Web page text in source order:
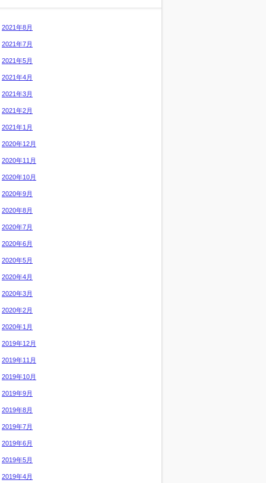
2021年8月
2021年7月
2021年5月
2021年4月
2021年3月
2021年2月
2021年1月
2020年12月
2020年11月
2020年10月
2020年9月
2020年8月
2020年7月
2020年6月
2020年5月
2020年4月
2020年3月
2020年2月
2020年1月
2019年12月
2019年11月
2019年10月
2019年9月
2019年8月
2019年7月
2019年6月
2019年5月
2019年4月